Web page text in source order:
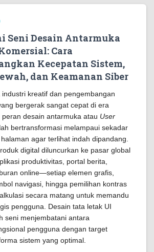
Seni Desain Antarmuka
Cara
Kecepatan Sistem,
dan Keamanan Siber
industri kreatif dan pengembangan
bergerak sangat cepat di era
desain antarmuka atau User
bertransformasi melampaui sekadar
agar terlihat indah dipandang.
digital diluncurkan ke pasar global
produktivitas, portal berita,
online—setiap elemen grafis,
navigasi, hingga pemilihan kontras
secara matang untuk memandu
pengguna. Desain tata letak UI
seni menjembatani antara
pengguna dengan target
sistem yang optimal.